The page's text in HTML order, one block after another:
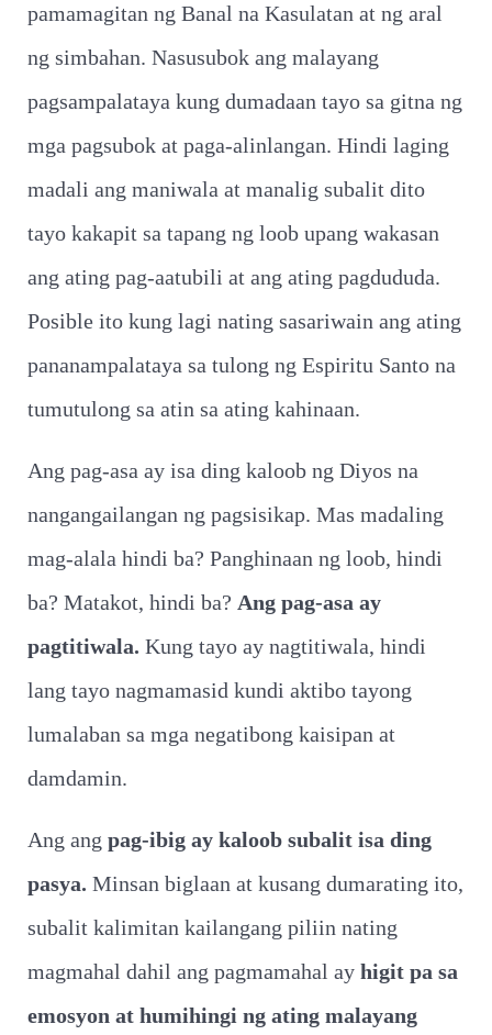
pamamagitan ng Banal na Kasulatan at ng aral
ng simbahan. Nasusubok ang malayang
pagsampalataya kung dumadaan tayo sa gitna ng
mga pagsubok at paga-alinlangan. Hindi laging
madali ang maniwala at manalig subalit dito
tayo kakapit sa tapang ng loob upang wakasan
ang ating pag-aatubili at ang ating pagdududa.
Posible ito kung lagi nating sasariwain ang ating
pananampalataya sa tulong ng Espiritu Santo na
tumutulong sa atin sa ating kahinaan.
Ang pag-asa ay isa ding kaloob ng Diyos na
nangangailangan ng pagsisikap. Mas madaling
mag-alala hindi ba? Panghinaan ng loob, hindi
ba? Matakot, hindi ba? Ang pag-asa ay
pagtitiwala. Kung tayo ay nagtitiwala, hindi
lang tayo nagmamasid kundi aktibo tayong
lumalaban sa mga negatibong kaisipan at
damdamin.
Ang ang pag-ibig ay kaloob subalit isa ding
pasya. Minsan biglaan at kusang dumarating ito,
subalit kalimitan kailangang piliin nating
magmahal dahil ang pagmamahal ay higit pa sa
emosyon at humihingi ng ating malayang